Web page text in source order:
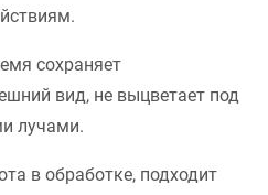
сохраняет
вид, не выцветает под
лучами.
в обработке, подходит